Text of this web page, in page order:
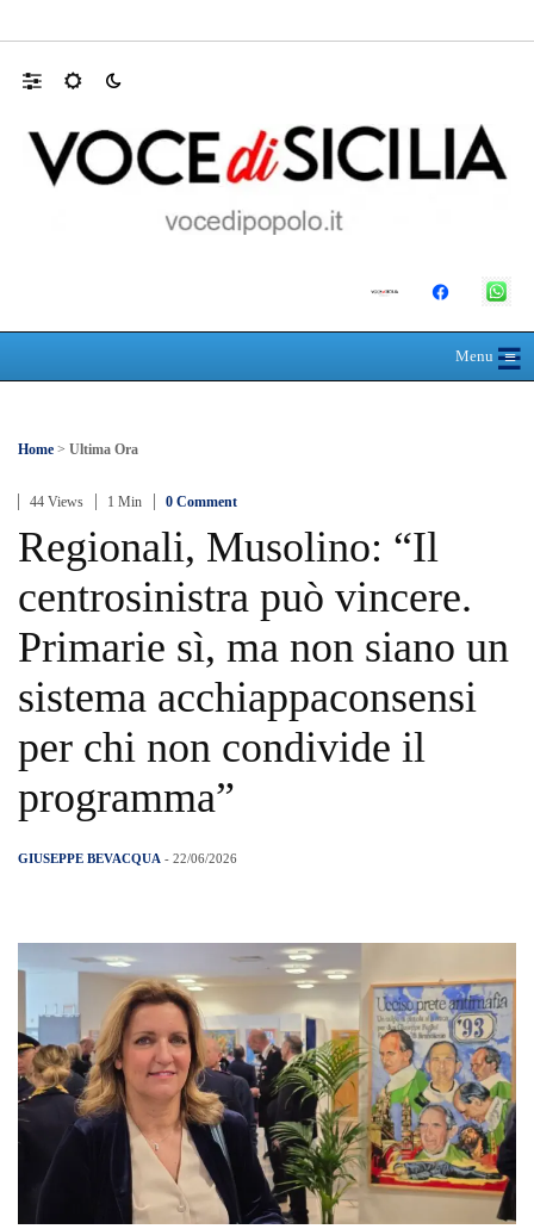
Menu≡
☰
Home > Ultima Ora
44 Views 1 Min 0 Comment
Regionali, Musolino: “Il
centrosinistra può vincere.
Primarie sì, ma non siano un
sistema acchiappaconsensi
per chi non condivide il
programma”
GIUSEPPE BEVACQUA - 22/06/2026